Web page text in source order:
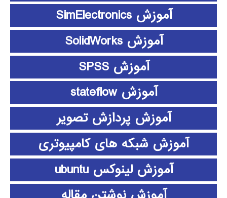
آموزش SimElectronics
آموزش SolidWorks
آموزش SPSS
آموزش stateflow
آموزش پردازش تصویر
آموزش شبکه های کامپیوتری
آموزش لینوکس ubuntu